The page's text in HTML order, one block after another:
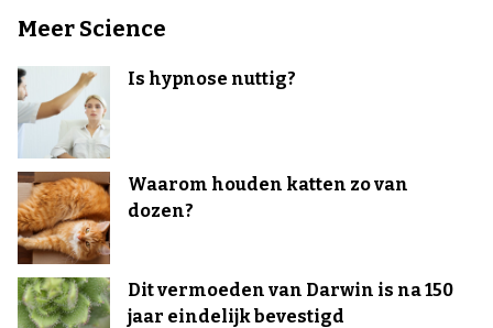
Meer Science
Is hypnose nuttig?
Waarom houden katten zo van
dozen?
Dit vermoeden van Darwin is na 150
jaar eindelijk bevestigd